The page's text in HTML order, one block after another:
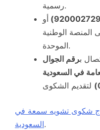
رسمية.
أو
المنصة الوطنية
الموحدة.
برقم الجوال
في السعودية
شكوى تشويه سمعة في
السعودية.